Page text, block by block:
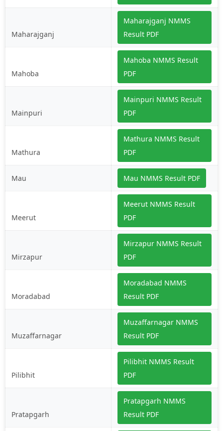
Maharajganj
Maharajganj NMMS
Result PDF
Mahoba
Mahoba NMMS Result
PDF
Mainpuri
Mainpuri NMMS Result
PDF
Mathura
Mathura NMMS Result
PDF
Mau Mau NMMS Result PDF
Meerut
Meerut NMMS Result
PDF
Mirzapur
Mirzapur NMMS Result
PDF
Moradabad
Moradabad NMMS
Result PDF
Muzaffarnagar
Muzaffarnagar NMMS
Result PDF
Pilibhit
Pilibhit NMMS Result
PDF
Pratapgarh
Pratapgarh NMMS
Result PDF